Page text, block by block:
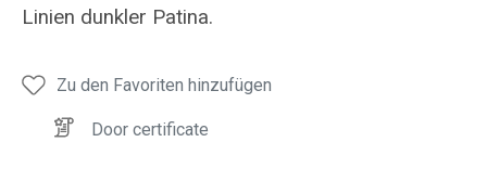
Linien dunkler Patina.
Zu den Favoriten hinzufügen
Door certificate